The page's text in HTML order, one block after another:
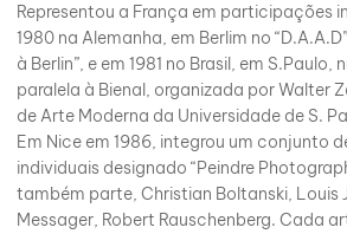
Representou a França em participações
1980 na Alemanha, em Berlim no
à Berlin”, e em 1981 no Brasil, em
paralela à Bienal, organizada por Walter
de Arte Moderna da Universidade de S.
Em Nice em 1986, integrou um conjunto
individuais designado “Peindre
também parte, Christian Boltanski, Louis
Messager, Robert Rauschenberg. Cada